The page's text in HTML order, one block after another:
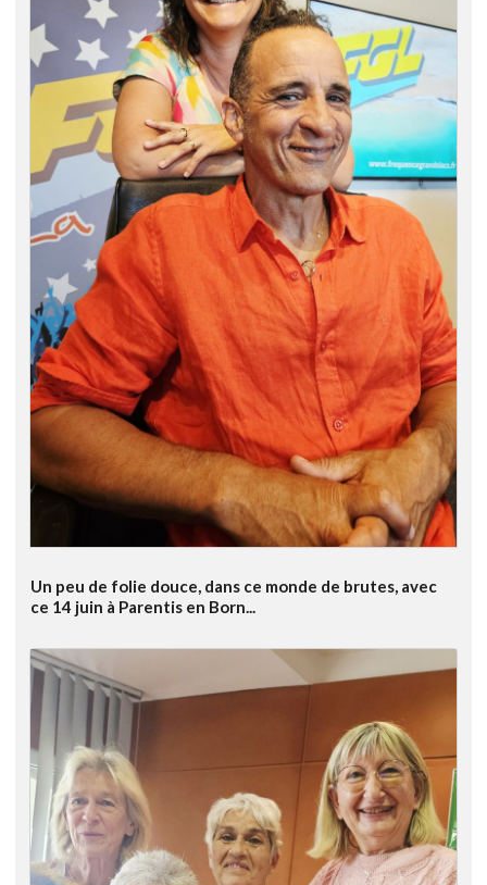
Un peu de folie douce, dans ce monde de brutes, avec
ce 14 juin à Parentis en Born...